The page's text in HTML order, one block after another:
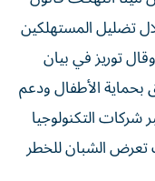
تضليل المستهلكين
توريز في بيان
الأطفال ودعم
شركات التكنولوجيا
تعرض الشبان للخطر